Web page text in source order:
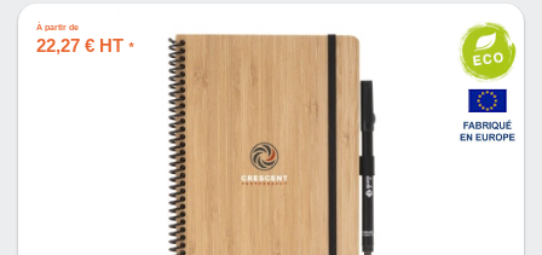
À partir de
22,27 € HT *